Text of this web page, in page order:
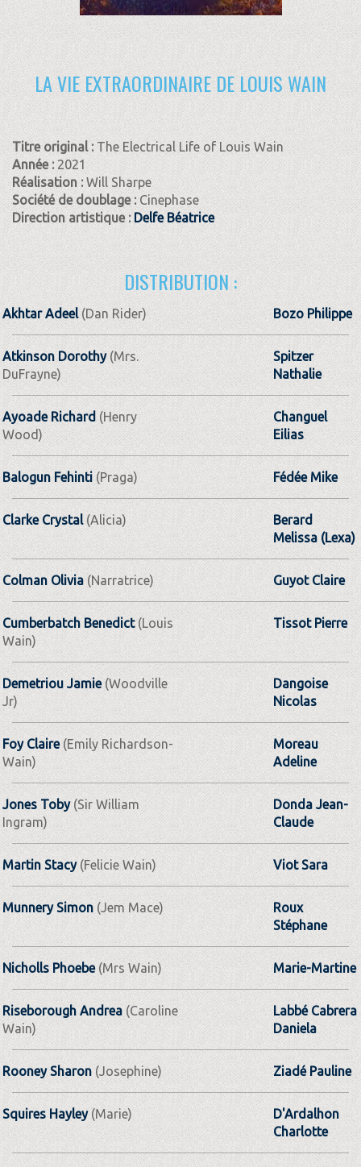
LA VIE EXTRAORDINAIRE DE LOUIS WAIN
Titre original : The Electrical Life of Louis Wain
Année : 2021
Réalisation :Will Sharpe
Société de doublage :Cinephase
Direction artistique : Delfe Béatrice
DISTRIBUTION :
Akhtar Adeel (Dan Rider) Bozo Philippe
Atkinson Dorothy(Mrs.
DuFrayne)
Spitzer
Nathalie
Ayoade Richard (Henry
Wood)
Changuel
Eilias
Balogun Fehinti(Praga) Fédée Mike
Clarke Crystal(Alicia)
Berard
Melissa (Lexa)
Colman Olivia(Narratrice) Guyot Claire
Cumberbatch Benedict(Louis
Wain)
Tissot Pierre
Demetriou Jamie(Woodville
Jr)
Dangoise
Nicolas
Foy Claire(Emily Richardson-
Wain)
Moreau
Adeline
Jones Toby(Sir William
Ingram)
Donda Jean-
Claude
Martin Stacy(Felicie Wain) Viot Sara
Munnery Simon (Jem Mace)
Roux
Stéphane
Nicholls Phoebe(Mrs Wain) Marie-Martine
Riseborough Andrea (Caroline
Wain)
Labbé Cabrera
Daniela
Rooney Sharon(Josephine) Ziadé Pauline
Squires Hayley(Marie)
D'Ardalhon
Charlotte